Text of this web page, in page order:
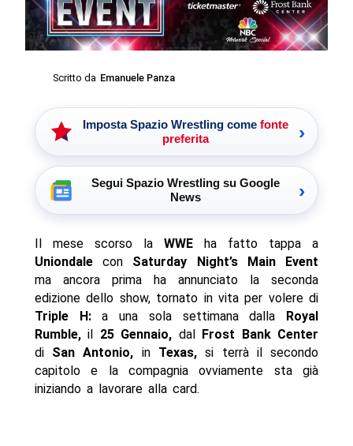
Scritto da Emanuele Panza
Imposta Spazio Wrestling come fonte
preferita
›
Segui Spazio Wrestling su Google
News
›
Il mese scorso la WWE ha fatto tappa a
Uniondalecon Saturday Night’s Main Event
ma ancora prima ha annunciato la seconda
edizione dello show, tornato in vita per volere di
Triple H:a una sola settimana dalla
Royal
Rumble,il 25 Gennaio, dal
Frost Bank Center
di San Antonio, in Texas, si terrà il secondo
capitolo e la compagnia ovviamente sta già
iniziando a lavorare alla card.